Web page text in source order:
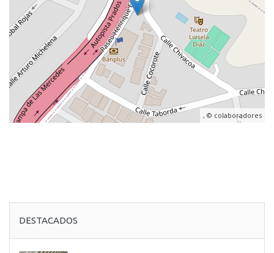
, © colaboradores
DESTACADOS